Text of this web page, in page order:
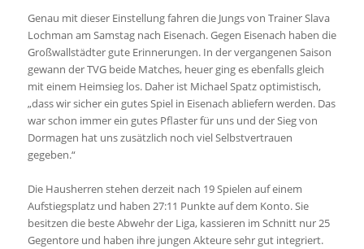
Genau mit dieser Einstellung fahren die Jungs von Trainer Slava
Lochman am Samstag nach Eisenach. Gegen Eisenach haben die
Großwallstädter gute Erinnerungen. In der vergangenen Saison
gewann der TVG beide Matches, heuer ging es ebenfalls gleich
mit einem Heimsieg los. Daher ist Michael Spatz optimistisch,
„dass wir sicher ein gutes Spiel in Eisenach abliefern werden. Das
war schon immer ein gutes Pflaster für uns und der Sieg von
Dormagen hat uns zusätzlich noch viel Selbstvertrauen
gegeben.“
Die Hausherren stehen derzeit nach 19 Spielen auf einem
Aufstiegsplatz und haben 27:11 Punkte auf dem Konto. Sie
besitzen die beste Abwehr der Liga, kassieren im Schnitt nur 25
Gegentore und haben ihre jungen Akteure sehr gut integriert.